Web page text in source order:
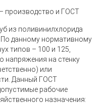
производство и ГОСТ
из поливинилхлорида
По данному нормативному
типов – 100 и 125,
напряжения на стенку
или
Данный ГОСТ
рабочие
назначения: